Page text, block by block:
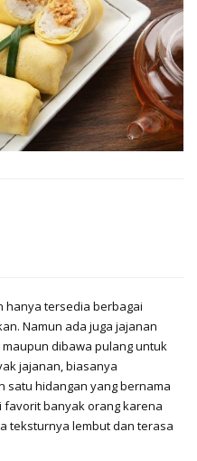
hanya tersedia berbagai
Namun ada juga jajanan
dibawa pulang untuk
jajanan, biasanya
satu hidangan yang bernama
favorit banyak orang karena
teksturnya lembut dan terasa